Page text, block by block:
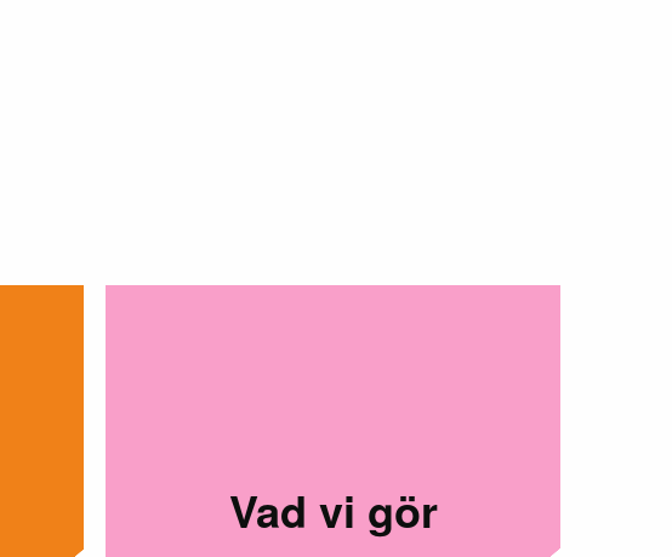
Vad vi gör